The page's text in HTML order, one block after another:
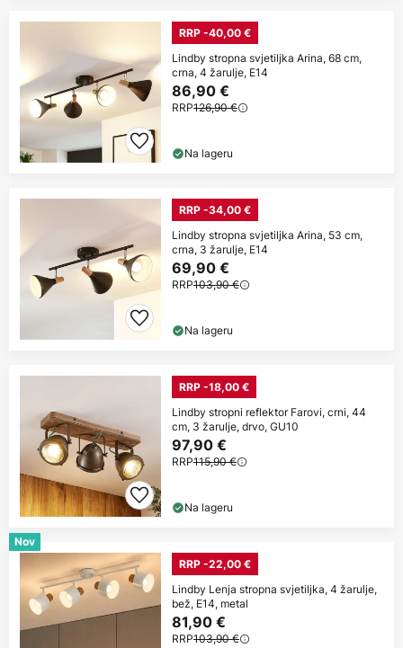
RRP -40,00 €
Lindby stropna svjetiljka Arina, 68 cm,
crna, 4 žarulje, E14
86,90 €
RRP126,90 €
Na lageru
RRP -34,00 €
Lindby stropna svjetiljka Arina, 53 cm,
crna, 3 žarulje, E14
69,90 €
RRP103,90 €
Na lageru
RRP -18,00 €
Lindby stropni reflektor Farovi, crni, 44
cm, 3 žarulje, drvo, GU10
97,90 €
RRP115,90 €
Na lageru
Nov
RRP -22,00 €
Lindby Lenja stropna svjetiljka, 4 žarulje,
bež, E14, metal
81,90 €
RRP103,90 €